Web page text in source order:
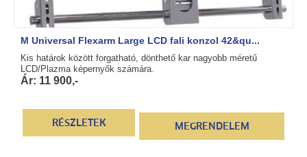
M Universal Flexarm Large LCD fali konzol 42&qu...
Kis határok között forgatható, dönthető kar nagyobb méretű
LCD/Plazma képernyők számára.
Ár: 11 900,-
RÉSZLETEK MEGRENDELEM